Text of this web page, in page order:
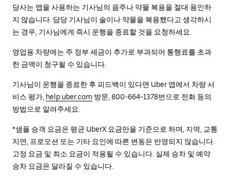
당사는 앱을 사용하는 기사님의 음주나 약물 복용을 절대 용인하
지 않습니다. 담당 기사님이 술이나 약물을 복용했다고 생각하시
는 경우, 기사님에게 즉시 운행을 종료할 것을 요청하세요.
영업용 차량에는 주 정부 세금이 추가로 부과되어 통행료를 초과
한 금액이 청구될 수 있습니다.
기사님이 운행을 종료한 후 피드백이 있다면 Uber 앱에서 차량 서
비스 평가, help.uber.com 방문, 800-664-1378번으로 전화 등의
방법으로 알려주세요.
*샘플 승객 요금은 평균 UberX 요금만을 기준으로 하며, 지역, 교통
지연, 프로모션 또는 기타 요인에 따른 변동은 반영되지 않습니다.
고정 요금 및 최소 요금이 적용될 수 있습니다. 실제 승차 및 예약
승차 요금은 달라질 수 있습니다.